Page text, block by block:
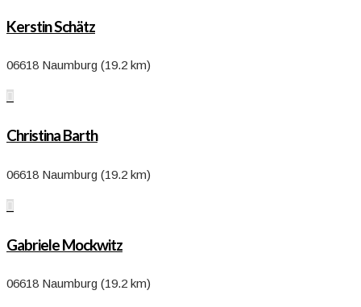
Kerstin Schätz
06618 Naumburg (19.2 km)

Christina Barth
06618 Naumburg (19.2 km)

Gabriele Mockwitz
06618 Naumburg (19.2 km)